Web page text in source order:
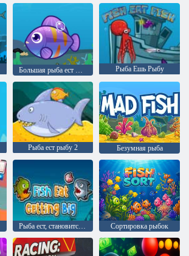
Рыба Ешь Рыбу
Рыба ест рыбу 2 Безумная рыба
Рыба ест, становится большой Сортировка рыбок